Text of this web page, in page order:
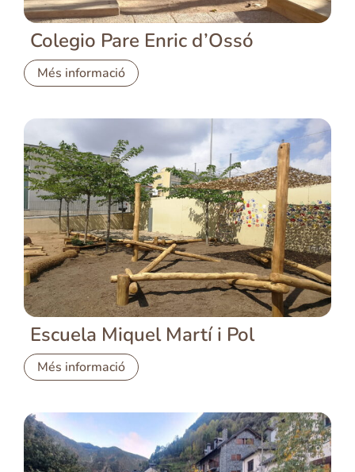
Colegio Pare Enric d’Ossó
Més informació
Escuela Miquel Martí i Pol
Més informació